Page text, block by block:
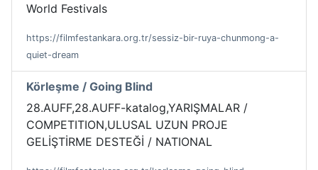
World Festivals
https://filmfestankara.org.tr/sessiz-bir-ruya-chunmong-a-
quiet-dream
Körleşme / Going Blind
28.AUFF,28.AUFF-katalog,YARIŞMALAR /
COMPETITION,ULUSAL UZUN PROJE
GELİŞTİRME DESTEĞİ / NATIONAL